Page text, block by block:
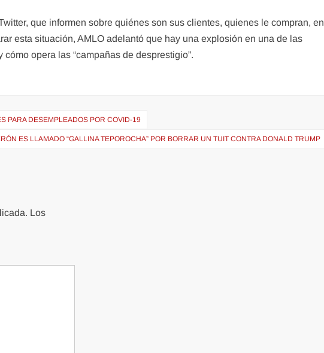
que informen sobre quiénes son sus clientes, quienes le compran, en
esta situación, AMLO adelantó que hay una explosión en una de las
opera las “campañas de desprestigio”.
PARA DESEMPLEADOS POR COVID-19
ES LLAMADO “GALLINA TEPOROCHA” POR BORRAR UN TUIT CONTRA DONALD TRUMP
Los